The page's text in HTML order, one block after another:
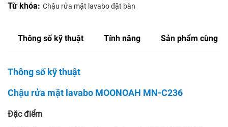
Từ khóa: Chậu rửa mặt lavabo đặt bàn
Thông số kỹ thuật Tính năng Sản phẩm cùng
Thông số kỹ thuật
Chậu rửa mặt lavabo MOONOAH MN-C236
Đặc điểm